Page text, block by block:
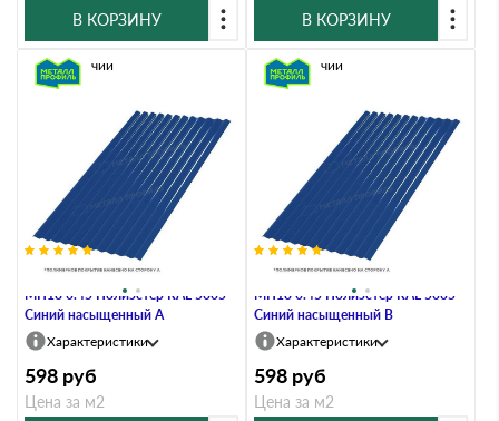
В КОРЗИНУ
В КОРЗИНУ
Профлист Металл Профиль
МП18 0.45 Полиэстер RAL 5005
Синий насыщенный A
В наличии
Характеристики
598 руб
Цена за м2
Профлист Металл Профиль
МП18 0.45 Полиэстер RAL 5005
Синий насыщенный B
В наличии
Характеристики
598 руб
Цена за м2